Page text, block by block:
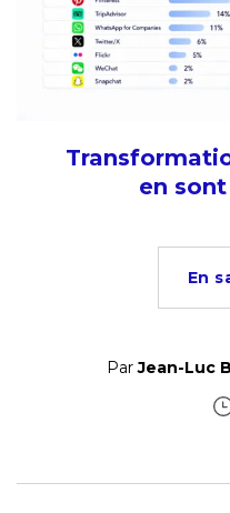
en
En
ParJean-Luc